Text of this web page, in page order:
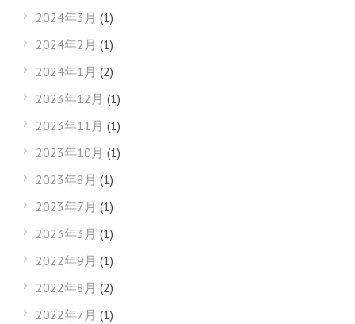
2024年3月 (1)
2024年2月 (1)
2024年1月 (2)
2023年12月 (1)
2023年11月 (1)
2023年10月 (1)
2023年8月 (1)
2023年7月 (1)
2023年3月 (1)
2022年9月 (1)
2022年8月 (2)
2022年7月 (1)